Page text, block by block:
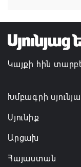
մեծածավալ
Կայքի հին
Խմբագրի
Սյունիք
Արցախ
Հայաստան